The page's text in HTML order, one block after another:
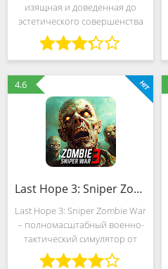
изящная и доведенная до
эстетического совершенства
стратегия, скрещенная с тайм-
менеджмент симулятором,
посвященным развитию
скромной пиццерии.
Разработчики из TapBlaze
4.6
Last Hope 3: Sniper Zombie War (MOD, Много денег)
Last Hope 3: Sniper Zombie War
– полномасштабный военно-
тактический симулятор от
студии JE Software AB, активно